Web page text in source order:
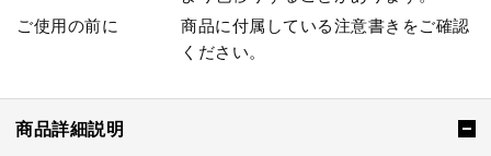
ご使用の前に
商品に付属している注意書きをご確認
ください。
商品詳細説明